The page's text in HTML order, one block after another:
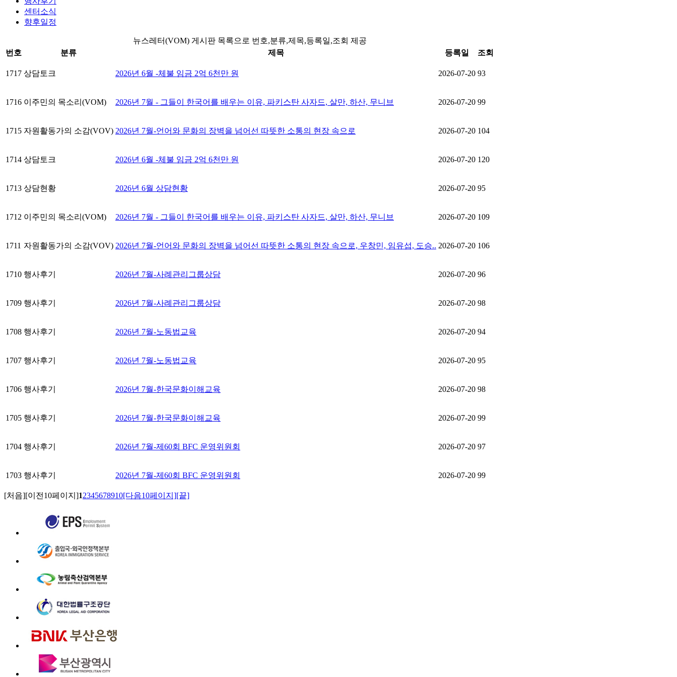
센터소식
향후일정
뉴스레터(VOM) 게시판 목록으로 번호,분류,제목,등록일,조회 제공
번호
분류 제목 등록일 조회
1717 상담토크 2026년 6월 -체불 임금 2억 6천만 원 2026-07-20 93
1716 이주민의 목소리(VOM) 2026년 7월 - 그들이 한국어를 배우는 이유, 파키스탄 사자드, 살만, 하산, 무니브 2026-07-20 99
1715 자원활동가의 소감(VOV) 2026년 7월-언어와 문화의 장벽을 넘어선 따뜻한 소통의 현장 속으로 2026-07-20 104
1714 상담토크 2026년 6월 -체불 임금 2억 6천만 원 2026-07-20 120
1713 상담현황 2026년 6월 상담현황 2026-07-20 95
1712 이주민의 목소리(VOM) 2026년 7월 - 그들이 한국어를 배우는 이유, 파키스탄 사자드, 살만, 하산, 무니브 2026-07-20 109
1711 자원활동가의 소감(VOV) 2026년 7월-언어와 문화의 장벽을 넘어선 따뜻한 소통의 현장 속으로, 우창민, 임유섭, 도승.. 2026-07-20 106
1710 행사후기 2026년 7월-사례관리그룹상담 2026-07-20 96
1709 행사후기 2026년 7월-사례관리그룹상담 2026-07-20 98
1708 행사후기 2026년 7월-노동법교육 2026-07-20 94
1707 행사후기 2026년 7월-노동법교육 2026-07-20 95
1706 행사후기 2026년 7월-한국문화이해교육 2026-07-20 98
1705 행사후기 2026년 7월-한국문화이해교육 2026-07-20 99
1704 행사후기 2026년 7월-제60회 BFC 운영위원회 2026-07-20 97
1703 행사후기 2026년 7월-제60회 BFC 운영위원회 2026-07-20 99
[처음][이전10페이지]12345678910[다음10페이지][끝]